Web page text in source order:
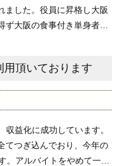
ました。役員に昇格し大阪
大阪の食事付き単身者用
る土地や・家...
頂いております
益化に成功しています。
てつぎ込んでおり、今年の
。アルバイトをやめて一本